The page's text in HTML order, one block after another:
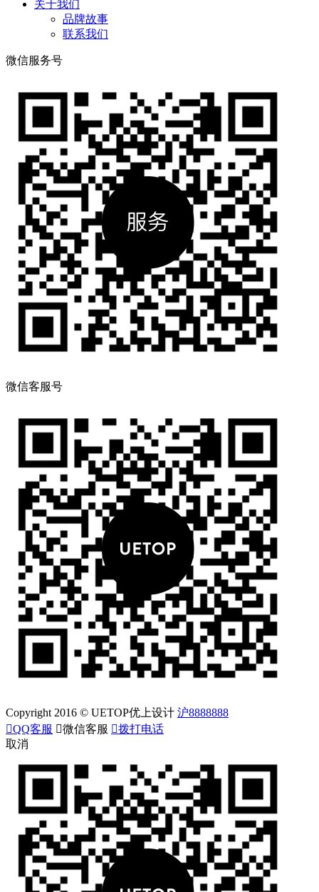
关于我们
品牌故事
联系我们
微信服务号
微信客服号
Copyright 2016 © UETOP优上设计 沪8888888
QQ客服 微信客服 拨打电话
取消